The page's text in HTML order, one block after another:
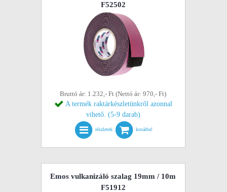
F52502
Bruttó ár: 1.232,- Ft (Nettó ár: 970,- Ft)
A termék raktárkészletünkről azonnal
vihető. (5-9 darab)
részletek kosárba!
Emos vulkanizáló szalag 19mm / 10m
F51912